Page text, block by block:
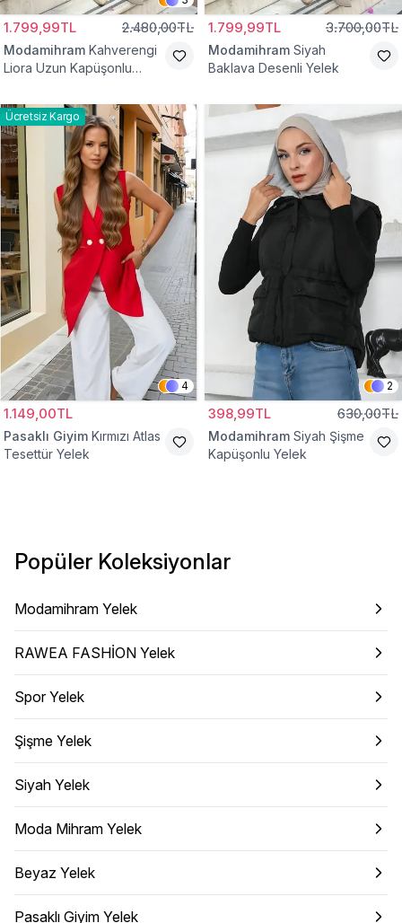
1.799,99TL 2.480,00TL
Modamihram Kahverengi
Liora Uzun Kapüşonlu
1.799,99TL 3.700,00TL
Modamihram Siyah
Baklava Desenli Yelek
Ücretsiz Kargo
4
1.149,00TL
Pasaklı Giyim Kırmızı Atlas
Tesettür Yelek
2
398,99TL 630,00TL
Modamihram Siyah Şişme
Kapüşonlu Yelek
Popüler Koleksiyonlar
Modamihram Yelek
RAWEA FASHİON Yelek
Spor Yelek
Şişme Yelek
Siyah Yelek
Moda Mihram Yelek
Beyaz Yelek
Pasaklı Giyim Yelek